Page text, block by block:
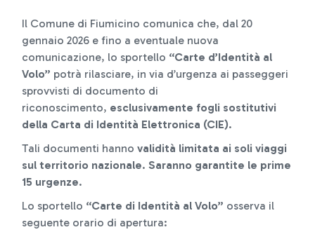
Il Comune di Fiumicino comunica che, dal 20
gennaio 2026 e fino a eventuale nuova
comunicazione, lo sportello “Carte d’Identità al
Volo” potrà rilasciare, in via d’urgenza ai passeggeri
sprovvisti di documento di
riconoscimento, esclusivamente fogli sostitutivi
della Carta di Identità Elettronica (CIE).
Tali documenti hanno validità limitata ai soli viaggi
sul territorio nazionale. Saranno garantite le prime
15 urgenze.
Lo sportello “Carte di Identità al Volo” osserva il
seguente orario di apertura: